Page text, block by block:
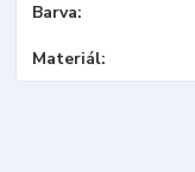
Barva
Materiál